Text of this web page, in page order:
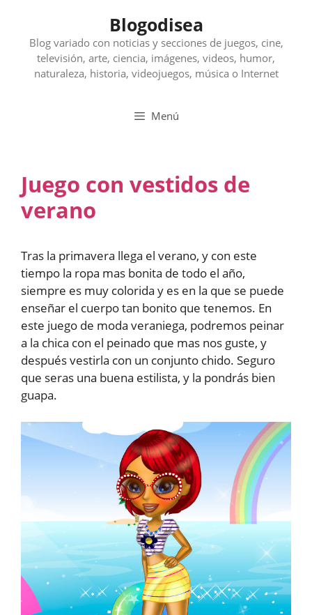
contenido
Blogodisea
Blog variado con noticias y secciones de juegos, cine,
televisión, arte, ciencia, imágenes, videos, humor,
naturaleza, historia, videojuegos, música o Internet
Menú
Juego con vestidos de
verano
Tras la primavera llega el verano, y con este
tiempo la ropa mas bonita de todo el año,
siempre es muy colorida y es en la que se puede
enseñar el cuerpo tan bonito que tenemos. En
este juego de moda veraniega, podremos peinar
a la chica con el peinado que mas nos guste, y
después vestirla con un conjunto chido. Seguro
que seras una buena estilista, y la pondrás bien
guapa.